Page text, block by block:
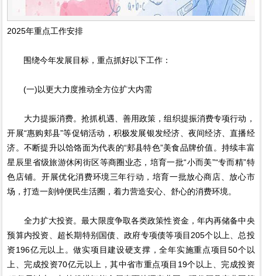
2025年重点工作安排
围绕今年发展目标，重点抓好以下工作：
(一)以更大力度推动全方位扩大内需
大力提振消费。抢抓机遇、善用政策，组织提振消费专项行动，
开展“惠购郏县”等促销活动，积极发展银发经济、夜间经济、直播经
济。不断提升以饸饹面为代表的“郏县特色”美食品牌价值。持续丰富
星辰里省级旅游休闲街区等商圈业态，培育一批“小而美”“专而精”特
色店铺。开展优化消费环境三年行动，培育一批放心商店、放心市
场，打造一刻钟便民生活圈，着力营造安心、舒心的消费环境。
全力扩大投资。最大限度争取各类政策性资金，年内再储备中央
预算内投资、超长期特别国债、政府专项债等项目205个以上、总投
资196亿元以上。做实项目建设硬支撑，全年实施重点项目50个以
上、完成投资70亿元以上，其中省市重点项目19个以上、完成投资